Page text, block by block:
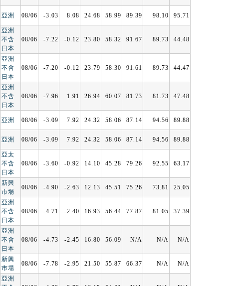
亞洲 08/06 -3.03 8.08 24.68 58.99 89.39 98.10 95.71
亞洲
不含
日本
08/06 -7.22 -0.12 23.80 58.32 91.67 89.73 44.48
亞洲
不含
日本
08/06 -7.20 -0.12 23.79 58.30 91.61 89.73 44.47
亞洲
不含
日本
08/06 -7.96 1.91 26.94 60.07 81.73 81.73 47.48
亞洲 08/06 -3.09 7.92 24.32 58.06 87.14 94.56 89.88
亞洲 08/06 -3.09 7.92 24.32 58.06 87.14 94.56 89.88
亞太
不含
日本
08/06 -3.60 -0.92 14.10 45.28 79.26 92.55 63.17
新興
市場
08/06 -4.90 -2.63 12.13 45.51 75.26 73.81 25.05
亞洲
不含
日本
08/06 -4.71 -2.40 16.93 56.44 77.87 81.05 37.39
亞洲
不含
日本
08/06 -4.73 -2.45 16.80 56.09 N/A N/A N/A
新興
市場
08/06 -7.78 -2.95 21.50 55.87 66.37 N/A N/A
亞洲